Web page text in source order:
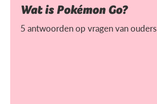
Wat is Pokémon Go?
5 antwoorden op vragen van ouders